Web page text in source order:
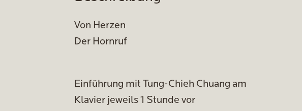
Von Herzen
Der Hornruf
Einführung mit Tung-Chieh Chuang am
Klavier jeweils 1 Stunde vor